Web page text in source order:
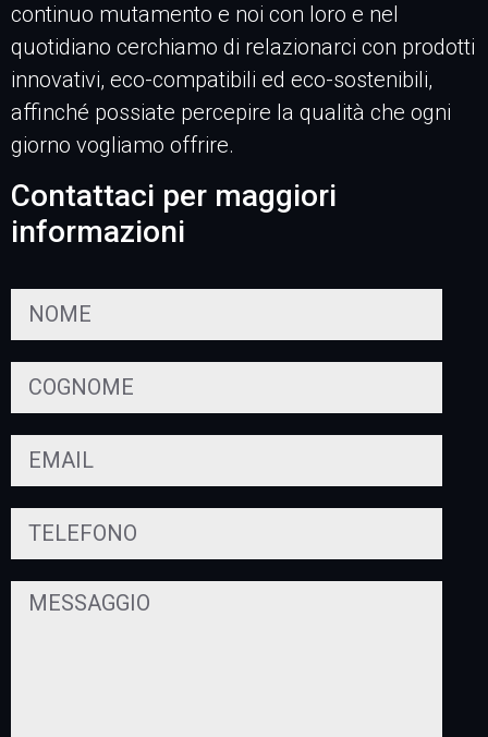
continuo mutamento e noi con loro e nel
quotidiano cerchiamo di relazionarci con prodotti
innovativi, eco-compatibili ed eco-sostenibili,
affinché possiate percepire la qualità che ogni
giorno vogliamo offrire.
Contattaci per maggiori
informazioni